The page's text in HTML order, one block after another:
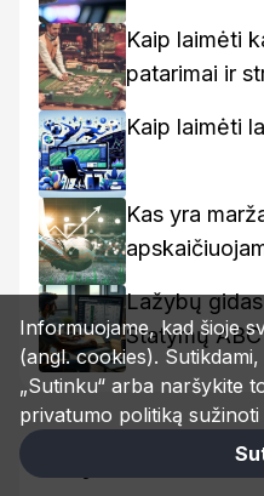
Kaip laimėti
patarimai ir
Kaip laimėti
Kas yra
Lažybų
Statymų ABC
Informuojame, kad šioje
(angl. cookies).
„Sutinku“ arba naršykite
privatumo politiką